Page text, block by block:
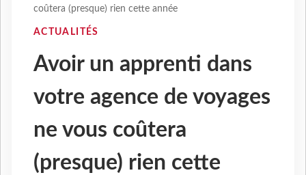
coûtera (presque) rien cette année
ACTUALITÉS
Avoir un apprenti dans
votre agence de voyages
ne vous coûtera
(presque) rien cette